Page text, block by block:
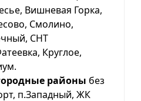
Вишневая Горка,
Смолино,
СНТ
Круглое,
районы без
п.Западный, ЖК